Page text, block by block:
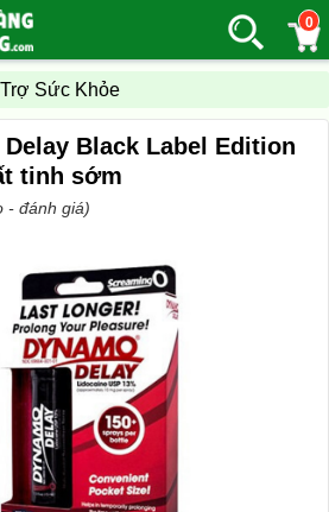
0
Sức Khỏe
Black Label Edition
tinh sớm
- đánh giá)